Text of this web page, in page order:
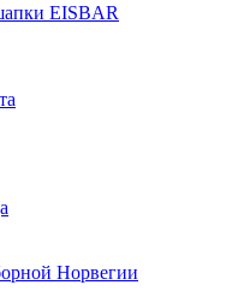
EISBAR
Норвегии